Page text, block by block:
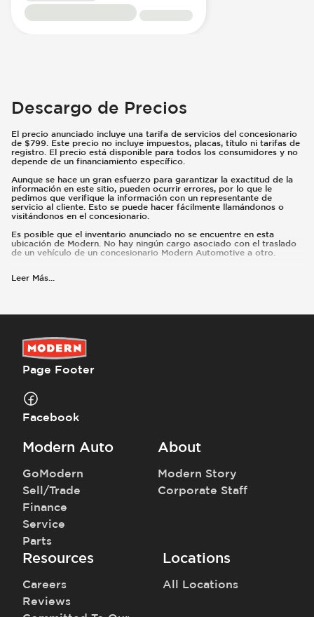
Descargo de Precios
El precio anunciado incluye una tarifa de servicios del concesionario
de $799. Este precio no incluye impuestos, placas, título ni tarifas de
registro. El precio está disponible para todos los consumidores y no
depende de un financiamiento específico.
Aunque se hace un gran esfuerzo para garantizar la exactitud de la
información en este sitio, pueden ocurrir errores, por lo que le
pedimos que verifique la información con un representante de
servicio al cliente. Esto se puede hacer fácilmente llamándonos o
visitándonos en el concesionario.
Es posible que el inventario anunciado no se encuentre en esta
ubicación de Modern. No hay ningún cargo asociado con el traslado
de un vehículo de un concesionario Modern Automotive a otro.
Qué está incluido
El precio anunciado incluye una tarifa de servicios del concesionario
detalles sobre este vehículo en específico.
Leer Más
Page Footer
Facebook
Modern Auto
GoModern
Sell/Trade
Finance
Service
Parts
About
Modern Story
Corporate Staff
Resources
Careers
Reviews
Locations
All Locations